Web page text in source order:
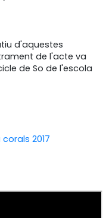
d'aquestes
de l'acte va
de So de l'escola
2017